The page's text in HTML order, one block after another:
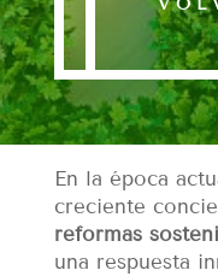
En la época
creciente
reformas
una respuesta